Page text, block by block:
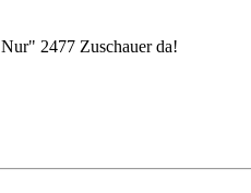
2477 Zuschauer da!